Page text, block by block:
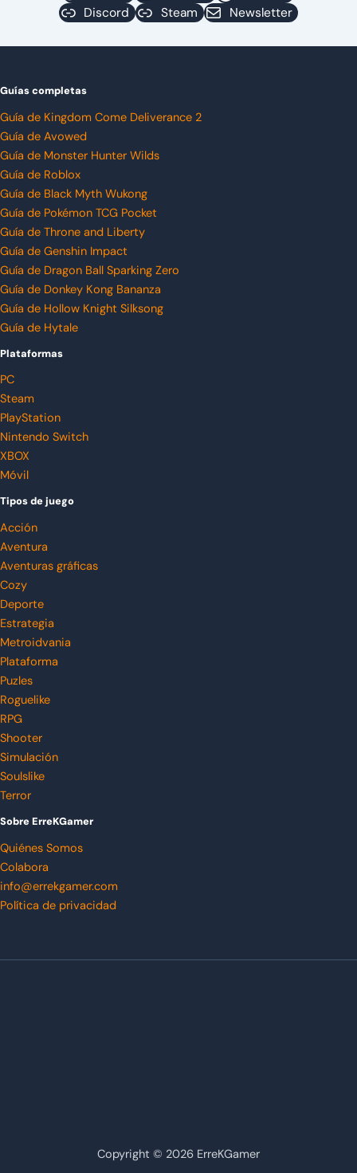
Discord
Steam Newsletter
Guías completas
Guía de Kingdom Come Deliverance 2
Guía de Avowed
Guía de Monster Hunter Wilds
Guía de Roblox
Guía de Black Myth Wukong
Guía de Pokémon TCG Pocket
Guía de Throne and Liberty
Guía de Genshin Impact
Guía de Dragon Ball Sparking Zero
Guía de Donkey Kong Bananza
Guía de Hollow Knight Silksong
Guía de Hytale
Plataformas
PC
Steam
PlayStation
Nintendo Switch
XBOX
Móvil
Tipos de juego
Acción
Aventura
Aventuras gráficas
Cozy
Deporte
Estrategia
Metroidvania
Plataforma
Puzles
Roguelike
RPG
Shooter
Simulación
Soulslike
Terror
Sobre ErreKGamer
Quiénes Somos
Colabora
info@errekgamer.com
Política de privacidad
Copyright © 2026 ErreKGamer